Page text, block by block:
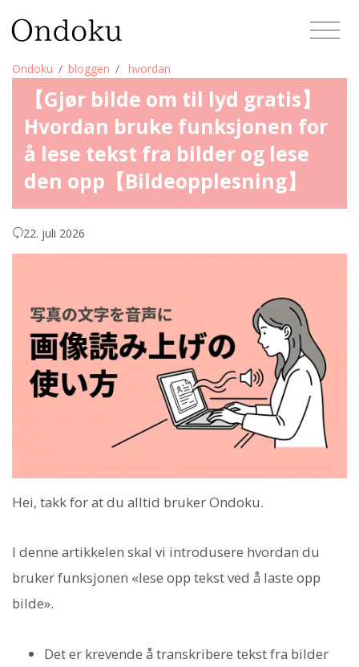
Ondoku bloggen hvordan
【Gjør bilde om til lyd gratis】
Hvordan bruke funksjonen for
å lese tekst fra bilder og lese
den opp【Bildeopplesning】
22. juli 2026
Hei, takk for at du alltid bruker Ondoku.
I denne artikkelen skal vi introdusere hvordan du
bruker funksjonen «lese opp tekst ved å laste opp
bilde».
Det er krevende å transkribere tekst fra bilder